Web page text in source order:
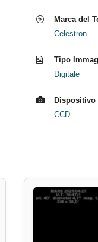
Marca del
Celestron
Tipo
Digitale
CCD